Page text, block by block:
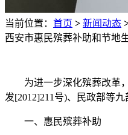
当前位置： 首页 > 新闻动态
西安市惠民殡葬补助和节地
为进一步深化殡葬改革，
发[2012]211号)、民政部等
一、惠民殡葬补助